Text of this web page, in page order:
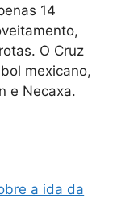
14
O Cruz
mexicano,
e Necaxa.
a ida da